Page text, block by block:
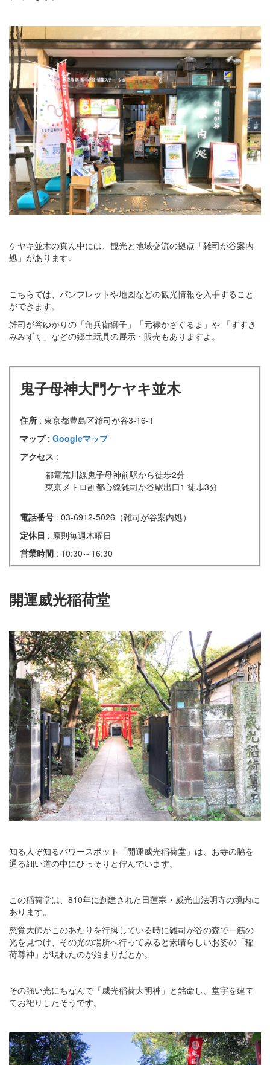
ケヤキ並木の真ん中には、観光と地域交流の拠点「雑司が谷案内
処」があります。
こちらでは、パンフレットや地図などの観光情報を入手すること
ができます。
雑司が谷ゆかりの「角兵衛獅子」「元禄かざぐるま」や 「すすき
みみずく」などの郷土玩具の展示・販売もありますよ。
鬼子母神大門ケヤキ並木
住所 : 東京都豊島区雑司が谷3-16-1
マップ : Googleマップ
アクセス :
都電荒川線鬼子母神前駅から徒歩2分
東京メトロ副都心線雑司が谷駅出口1 徒歩3分
電話番号 : 03-6912-5026（雑司が谷案内処）
定休日 : 原則毎週木曜日
営業時間 : 10:30～16:30
開運威光稲荷堂
知る人ぞ知るパワースポット「開運威光稲荷堂」は、お寺の脇を
通る細い道の中にひっそりと佇んでいます。
この稲荷堂は、810年に創建された日蓮宗・威光山法明寺の境内に
あります。
慈覚大師がこのあたりを行脚している時に雑司が谷の森で一筋の
光を見つけ、その光の場所へ行ってみると素晴らしいお姿の「稲
荷尊神」が現れたのが始まりだとか。
その強い光にちなんで「威光稲荷大明神」と銘命し、堂宇を建て
てお祀りしたそうです。